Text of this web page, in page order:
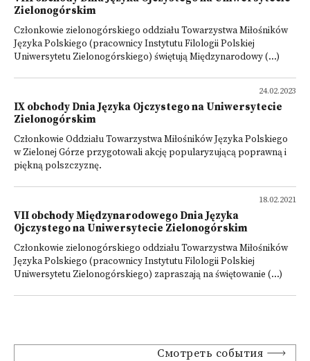
Zielonogórskim
Członkowie zielonogórskiego oddziału Towarzystwa Miłośników
Języka Polskiego (pracownicy Instytutu Filologii Polskiej
Uniwersytetu Zielonogórskiego) świętują Międzynarodowy (...)
24.02.2023
IX obchody Dnia Języka Ojczystego na Uniwersytecie
Zielonogórskim
Członkowie Oddziału Towarzystwa Miłośników Języka Polskiego
w Zielonej Górze przygotowali akcję popularyzującą poprawną i
piękną polszczyznę.
18.02.2021
VII obchody Międzynarodowego Dnia Języka
Ojczystego na Uniwersytecie Zielonogórskim
Członkowie zielonogórskiego oddziału Towarzystwa Miłośników
Języka Polskiego (pracownicy Instytutu Filologii Polskiej
Uniwersytetu Zielonogórskiego) zapraszają na świętowanie (...)
Смотреть события